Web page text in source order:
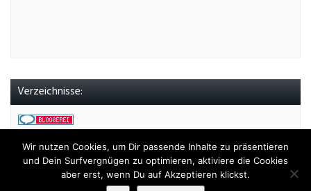
Verzeichnisse:
Copyright 2017 - Die Matrix-Diät
Wir nutzen Cookies, um Dir passende Inhalte zu präsentieren
und Dein Surfvergnügen zu optimieren, aktiviere die Cookies
aber erst, wenn Du auf Akzeptieren klickst.